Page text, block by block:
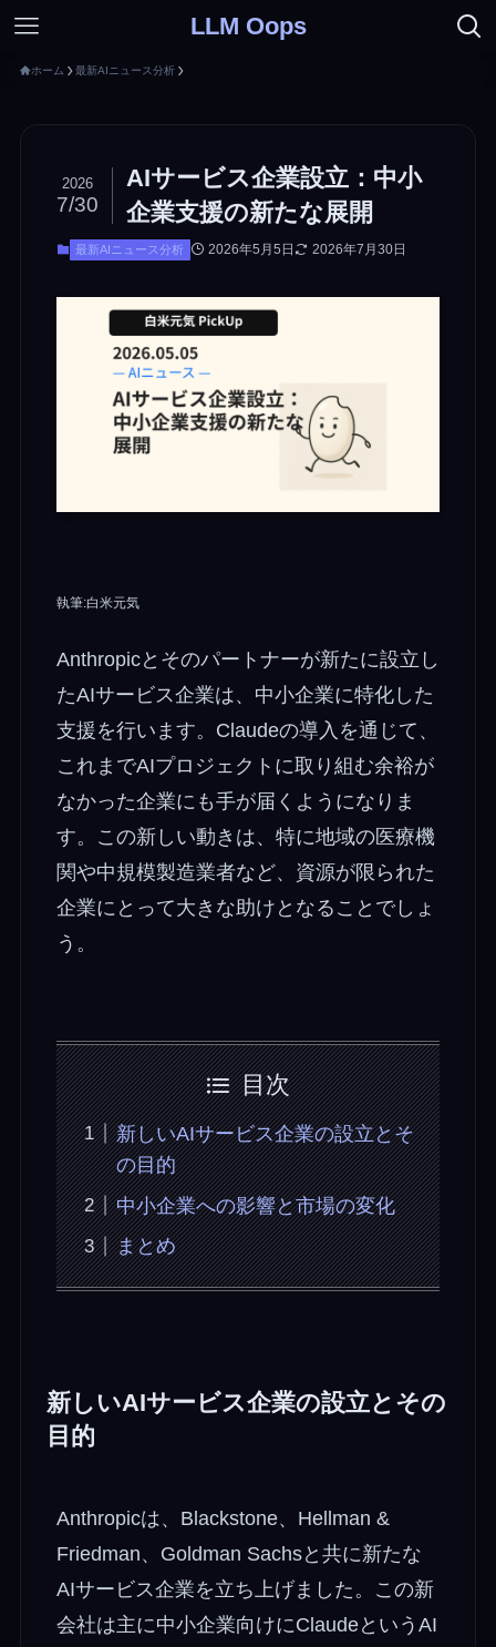
LLM Oops
ホーム 最新AIニュース分析
AIサービス企業設立：中小
企業支援の新たな展開
2026
7/30
最新AIニュース分析 2026年5月5日 2026年7月30日
執筆:白米元気
Anthropicとそのパートナーが新たに設立し
たAIサービス企業は、中小企業に特化した
支援を行います。Claudeの導入を通じて、
これまでAIプロジェクトに取り組む余裕が
なかった企業にも手が届くようになりま
す。この新しい動きは、特に地域の医療機
関や中規模製造業者など、資源が限られた
企業にとって大きな助けとなることでしょ
う。
目次
新しいAIサービス企業の設立とそ
の目的
中小企業への影響と市場の変化
まとめ
新しいAIサービス企業の設立とその
目的
Anthropicは、Blackstone、Hellman &
Friedman、Goldman Sachsと共に新たな
AIサービス企業を立ち上げました。この新
会社は主に中小企業向けにClaudeというAI